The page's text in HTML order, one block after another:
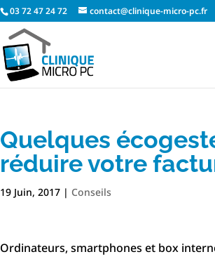
03 72 47 24 72 contact@clinique-micro-pc.fr
Quelques
réduire votre
19 Juin, 2017 | Conseils
Ordinateurs, smartphones et box